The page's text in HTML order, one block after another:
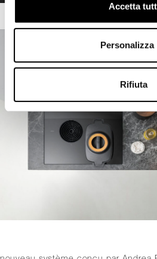
Accetta
Personalizza
Rifiuta